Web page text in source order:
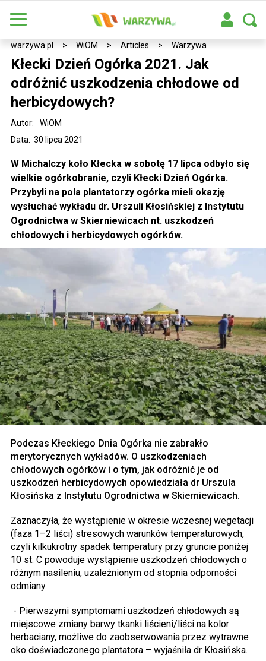
warzywa.pl > WiOM > Articles > Warzywa
Kłecki Dzień Ogórka 2021. Jak
odróżnić uszkodzenia chłodowe od
herbicydowych?
Data: 30 lipca 2021
Autor: WiOM
W Michalczy koło Kłecka w sobotę 17 lipca odbyło się
wielkie ogórkobranie, czyli Kłecki Dzień Ogórka.
Przybyli na pola plantatorzy ogórka mieli okazję
wysłuchać wykładu dr. Urszuli Kłosińskiej z Instytutu
Ogrodnictwa w Skierniewicach nt. uszkodzeń
chłodowych i herbicydowych ogórków.
Podczas Kłeckiego Dnia Ogórka nie zabrakło
merytorycznych wykładów. O uszkodzeniach
chłodowych ogórków i o tym, jak odróżnić je od
uszkodzeń herbicydowych opowiedziała dr Urszula
Kłosińska z Instytutu Ogrodnictwa w Skierniewicach.
Zaznaczyła, że wystąpienie w okresie wczesnej wegetacji
(faza 1–2 liści) stresowych warunków temperaturowych,
czyli kilkukrotny spadek temperatury przy gruncie poniżej
10 st. C powoduje wystąpienie uszkodzeń chłodowych o
różnym nasileniu, uzależnionym od stopnia odporności
odmiany.
- Pierwszymi symptomami uszkodzeń chłodowych są
miejscowe zmiany barwy tkanki liścieni/liści na kolor
herbaciany, możliwe do zaobserwowania przez wytrawne
oko doświadczonego plantatora – wyjaśniła dr Kłosińska.